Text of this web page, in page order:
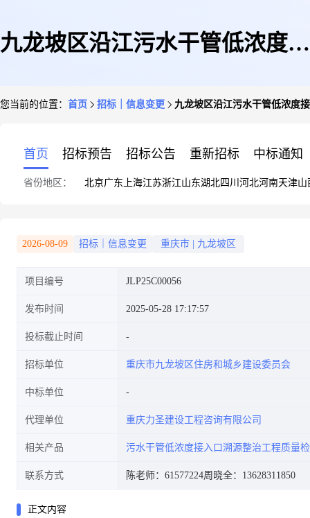
九龙坡区沿江污水干管低浓度接
您当前的位置： 首页 招标｜信息变更 九龙坡区沿江污水干管低浓度
首页 招标预告 招标公告 重新招标 中标通知
省份地区： 北京广东 上海江苏浙江山东湖北四川 河北河南天津山
2026-08-09 招标｜信息变更 重庆市 九龙坡区
项目编号 JLP25C00056
发布时间 2025-05-28 17:17:57
投标截止时间
招标单位 重庆市九龙坡区住房和城乡建设委员会
中标单位
代理单位 重庆力圣建设工程咨询有限公司
相关产品 污水干管低浓度接入口溯源整治工程质量
联系方式 陈老师：61577224周晓全：13628311850
正文内容